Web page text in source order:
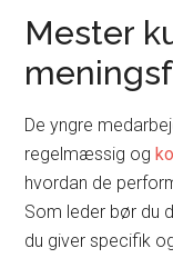
Mester
De yngre
regelmæssig og
hvordan de
Som leder bør du
du giver specifik